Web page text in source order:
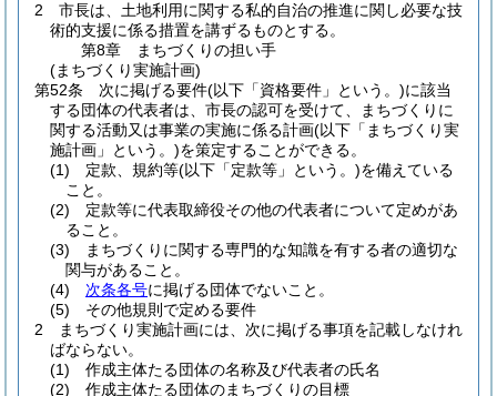
2
市長は、土地利用に関する私的自治の推進に関し必要な技
術的支援に係る措置を講ずるものとする。
第8章
まちづくりの担い手
(まちづくり実施計画)
第52条
次に掲げる要件(以下「資格要件」という。)に該当
する団体の代表者は、市長の認可を受けて、まちづくりに
関する活動又は事業の実施に係る計画(以下「まちづくり実
施計画」という。)を策定することができる。
(1)
定款、規約等(以下「定款等」という。)を備えている
こと。
(2)
定款等に代表取締役その他の代表者について定めがあ
ること。
(3)
まちづくりに関する専門的な知識を有する者の適切な
関与があること。
(4)
次条各号に掲げる団体でないこと。
(5)
その他規則で定める要件
2
まちづくり実施計画には、次に掲げる事項を記載しなけれ
ばならない。
(1)
作成主体たる団体の名称及び代表者の氏名
(2)
作成主体たる団体のまちづくりの目標